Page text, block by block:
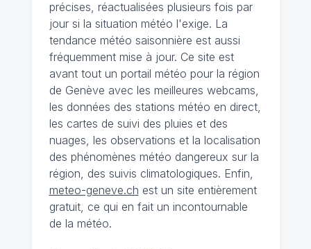
précises, réactualisées plusieurs fois par
jour si la situation météo l'exige. La
tendance météo saisonnière est aussi
fréquemment mise à jour. Ce site est
avant tout un portail météo pour la région
de Genève avec les meilleures webcams,
les données des stations météo en direct,
les cartes de suivi des pluies et des
nuages, les observations et la localisation
des phénomènes météo dangereux sur la
région, des suivis climatologiques. Enfin,
meteo-geneve.ch est un site entièrement
gratuit, ce qui en fait un incontournable
de la météo.